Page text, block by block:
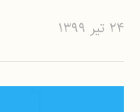
۲۴ تیر ۱۳۹۹